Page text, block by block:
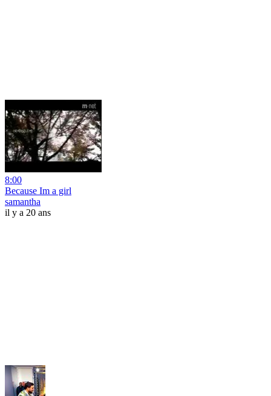
8:00
Because Im a girl
samantha
il y a 20 ans